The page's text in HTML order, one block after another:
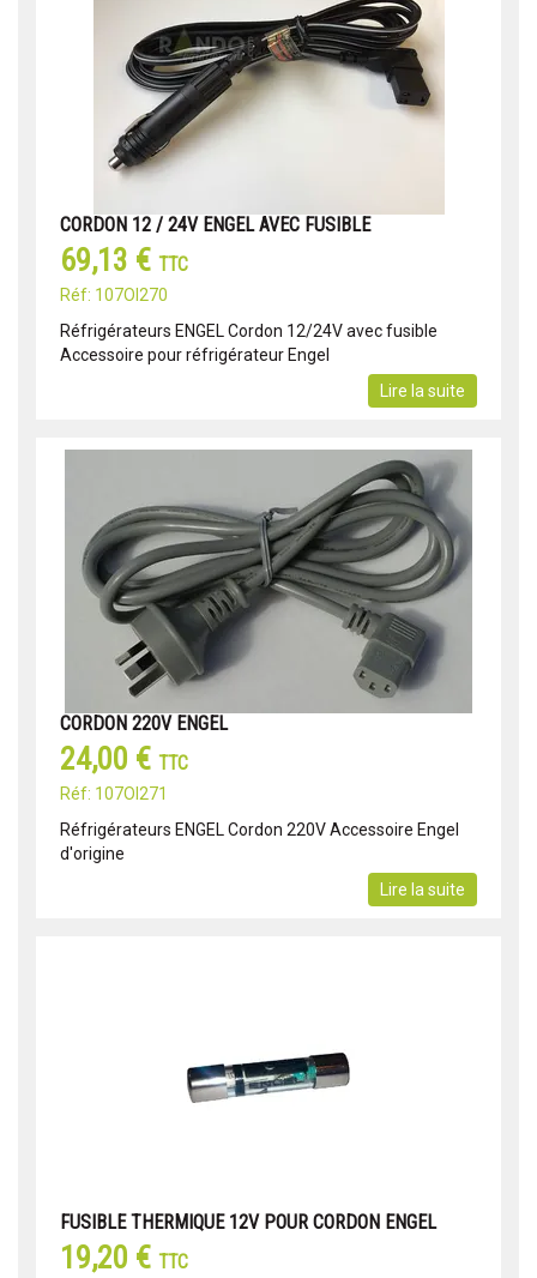
CORDON 12 / 24V ENGEL AVEC FUSIBLE
69,13 € TTC
Réf: 107OI270
Réfrigérateurs ENGEL Cordon 12/24V avec fusible
Accessoire pour réfrigérateur Engel
Lire la suite
CORDON 220V ENGEL
24,00 € TTC
Réf: 107OI271
Réfrigérateurs ENGEL Cordon 220V Accessoire Engel
d'origine
Lire la suite
FUSIBLE THERMIQUE 12V POUR CORDON ENGEL
19,20 € TTC